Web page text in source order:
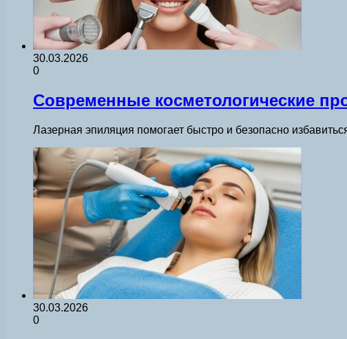
30.03.2026
0
Современные косметологические
Лазерная эпиляция помогает быстро и безопасно
30.03.2026
0